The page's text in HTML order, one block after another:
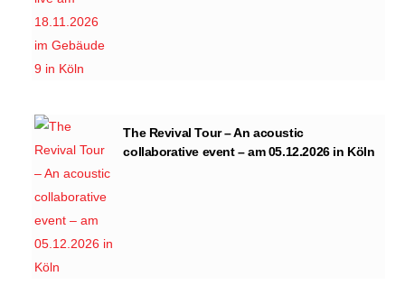
The Revival Tour – An acoustic
collaborative event – am 05.12.2026 in Köln